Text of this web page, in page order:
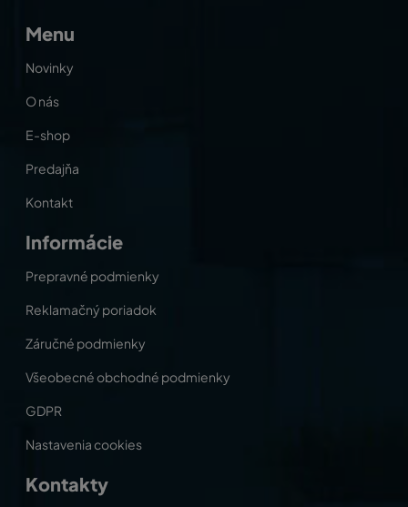
Menu
Novinky
O nás
E-shop
Predajňa
Kontakt
Informácie
Prepravné podmienky
Reklamačný poriadok
Záručné podmienky
Všeobecné obchodné podmienky
GDPR
Nastavenia cookies
Kontakty